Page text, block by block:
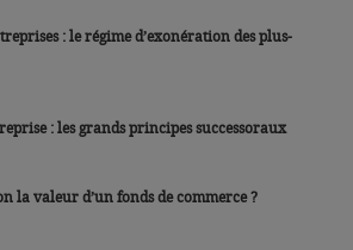
: le régime d’exonération des plus-
: les grands principes successoraux
la valeur d’un fonds de commerce ?